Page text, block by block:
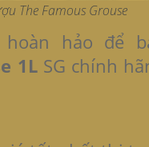
The Famous Grouse
hảo để
1LSG chính